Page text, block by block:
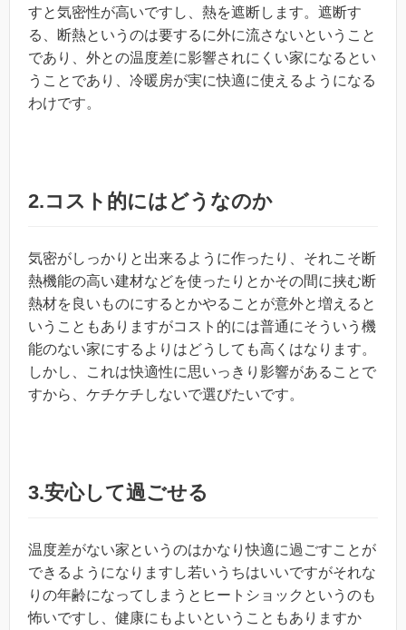
すと気密性が高いですし、熱を遮断します。遮断す
る、断熱というのは要するに外に流さないということ
であり、外との温度差に影響されにくい家になるとい
うことであり、冷暖房が実に快適に使えるようになる
わけです。
2.コスト的にはどうなのか
気密がしっかりと出来るように作ったり、それこそ断
熱機能の高い建材などを使ったりとかその間に挟む断
熱材を良いものにするとかやることが意外と増えると
いうこともありますがコスト的には普通にそういう機
能のない家にするよりはどうしても高くはなります。
しかし、これは快適性に思いっきり影響があることで
すから、ケチケチしないで選びたいです。
3.安心して過ごせる
温度差がない家というのはかなり快適に過ごすことが
できるようになりますし若いうちはいいですがそれな
りの年齢になってしまうとヒートショックというのも
怖いですし、健康にもよいということもありますか